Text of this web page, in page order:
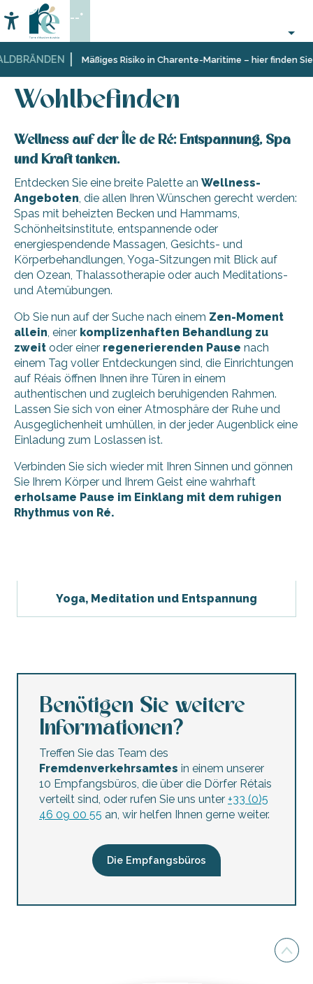
au
contenu
principal
Mäßiges Risiko in Charente-Maritime – hier finden
Accessibilité
Suche
--°
Startseite
Organisieren
Aktivitäten
und
Wohlbefinden
Wohlbefinden
Wellness auf der Île de Ré: Entspannung, Spa
und Kraft tanken.
Entdecken Sie eine breite Palette an Wellness-
Angeboten, die allen Ihren Wünschen gerecht werden:
Spas mit beheizten Becken und Hammams,
Schönheitsinstitute, entspannende oder
energiespendende Massagen, Gesichts- und
Körperbehandlungen, Yoga-Sitzungen mit Blick auf
den Ozean, Thalassotherapie oder auch Meditations-
und Atemübungen.
Ob Sie nun auf der Suche nach einem Zen-Moment
allein, einer komplizenhaften Behandlung zu
zweit oder einer regenerierenden Pause nach
einem Tag voller Entdeckungen sind, die Einrichtungen
auf Réais öffnen Ihnen ihre Türen in einem
authentischen und zugleich beruhigenden Rahmen.
Lassen Sie sich von einer Atmosphäre der Ruhe und
Ausgeglichenheit umhüllen, in der jeder Augenblick eine
Einladung zum Loslassen ist.
Verbinden Sie sich wieder mit Ihren Sinnen und gönnen
Sie Ihrem Körper und Ihrem Geist eine wahrhaft
erholsame Pause im Einklang mit dem ruhigen
Rhythmus von Ré.
Yoga, Meditation und Entspannung
Benötigen Sie weitere
Informationen?
Treffen Sie das Team des
Fremdenverkehrsamtes in einem unserer
10 Empfangsbüros, die über die Dörfer Rétais
verteilt sind, oder rufen Sie uns unter +33 (0)5
46 09 00 55 an, wir helfen Ihnen gerne weiter.
Die Empfangsbüros